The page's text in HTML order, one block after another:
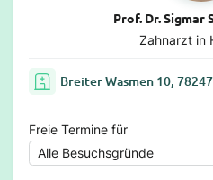
Prof. Dr. Sigmar
Zahnarzt in
Breiter Wasmen 10,
Freie Termine für